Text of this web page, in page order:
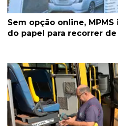
Sem opção online,
do papel para recorrer